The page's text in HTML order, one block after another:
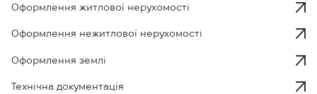
Оформлення житлової нерухомості
Оформлення нежитлової нерухомості
Оформлення землі
Технічна документація